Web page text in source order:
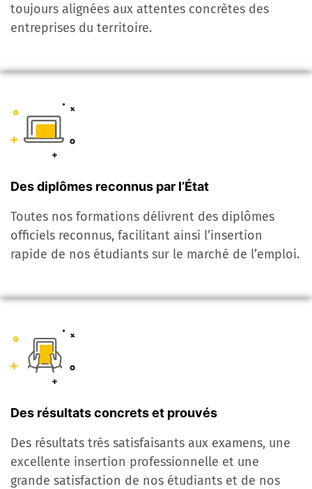
toujours alignées aux attentes concrètes des
entreprises du territoire.
Des diplômes reconnus par l’État
Toutes nos formations délivrent des diplômes
officiels reconnus, facilitant ainsi l’insertion
rapide de nos étudiants sur le marché de l’emploi.
Des résultats concrets et prouvés
Des résultats très satisfaisants aux examens, une
excellente insertion professionnelle et une
grande satisfaction de nos étudiants et de nos